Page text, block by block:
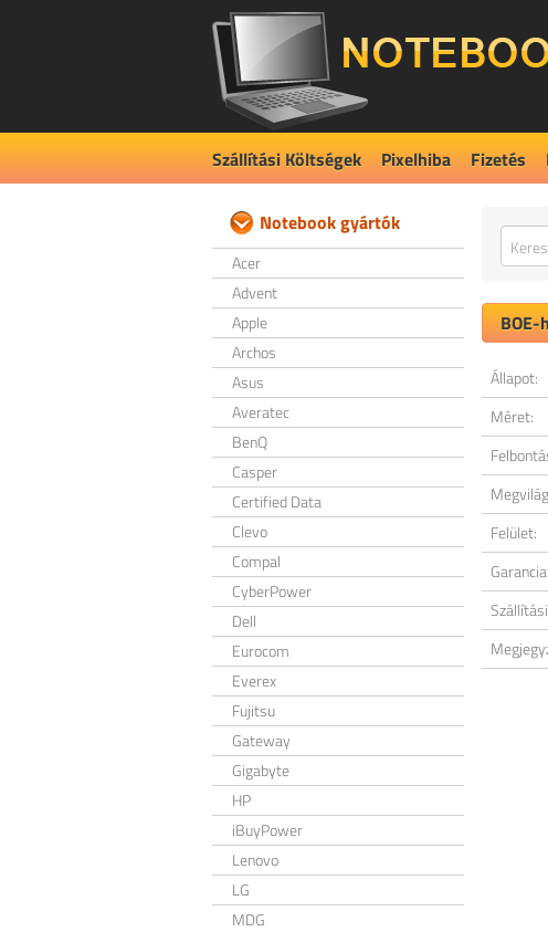
Szállítási Költségek Pixelhiba Fizetés
Notebook gyártók
Acer
Advent
Apple
Archos
Asus
Averatec
BenQ
Casper
Certified Data
Clevo
Compal
CyberPower
Dell
Eurocom
Everex
Fujitsu
Gateway
Gigabyte
HP
iBuyPower
Lenovo
LG
MDG
BOE-
Állapot:
Méret:
Felület:
Garancia: